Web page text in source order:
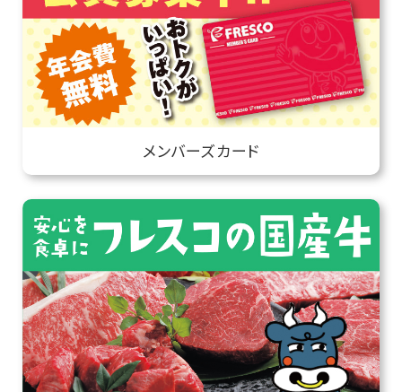
メンバーズカード